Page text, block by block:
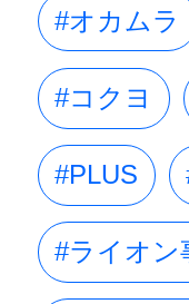
#オカムラ
#コクヨ
#PLUS
#ライオン